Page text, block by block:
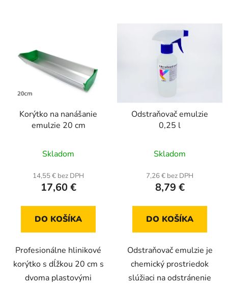
Korýtko na nanášanie
emulzie 20 cm
hodnotenie
produktu
je
z
Skladom
14,55 € bez DPH
17,60 €
DO KOŠÍKA
Profesionálne hlinikové
korýtko s dĺžkou 20 cm s
dvoma plastovými
Odstraňovač emulzie
0,25 l
hodnotenie
produktu
je
z
Skladom
7,26 € bez DPH
8,79 €
DO KOŠÍKA
Odstraňovač emulzie je
chemický prostriedok
slúžiaci na odstránenie